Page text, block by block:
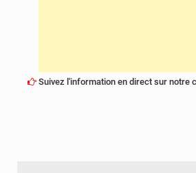
Suivez l'information en direct sur notre